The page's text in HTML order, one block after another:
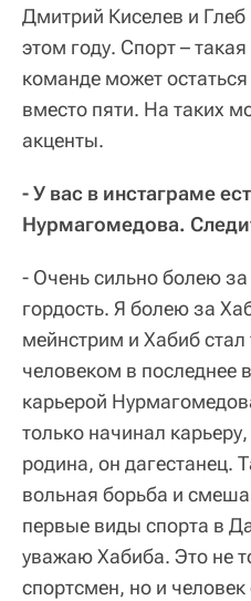
Дмитрий Киселев и
этом году. Спорт –
команде может
вместо пяти. На таких
акценты.
- У вас в инстаграме
Нурмагомедова.
- Очень сильно болею
гордость. Я болею за
мейнстрим и Хабиб
человеком в последнее
карьерой
только начинал
родина, он дагестанец.
вольная борьба и
первые виды спорта в
уважаю Хабиба. Это не
спортсмен, но и